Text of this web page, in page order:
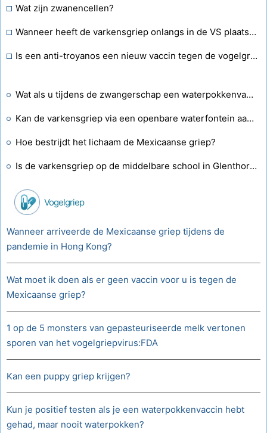
Wat zijn zwanencellen?
Wanneer heeft de varkensgriep onlangs in de VS plaatsgevonden?
Is een anti-troyanos een nieuw vaccin tegen de vogelgriep?
Wat als u tijdens de zwangerschap een waterpokkenvaccin krijgt?
Kan de varkensgriep via een openbare waterfontein aan iemand anders worden doorgegeven?
Hoe bestrijdt het lichaam de Mexicaanse griep?
Is de varkensgriep op de middelbare school in Glenthorne?
Vogelgriep
Wanneer arriveerde de Mexicaanse griep tijdens de
pandemie in Hong Kong?
Wat moet ik doen als er geen vaccin voor u is tegen de
Mexicaanse griep?
1 op de 5 monsters van gepasteuriseerde melk vertonen
sporen van het vogelgriepvirus:FDA
Kan een puppy griep krijgen?
Kun je positief testen als je een waterpokkenvaccin hebt
gehad, maar nooit waterpokken?